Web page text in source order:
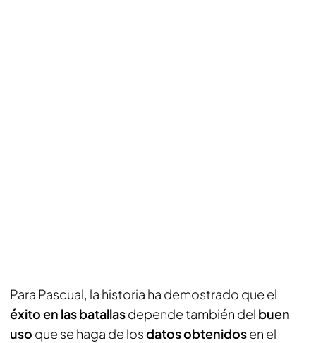
Para Pascual, la historia ha demostrado que el
éxito en las batallasdepende también del buen
uso que se haga de losdatos obtenidosen el